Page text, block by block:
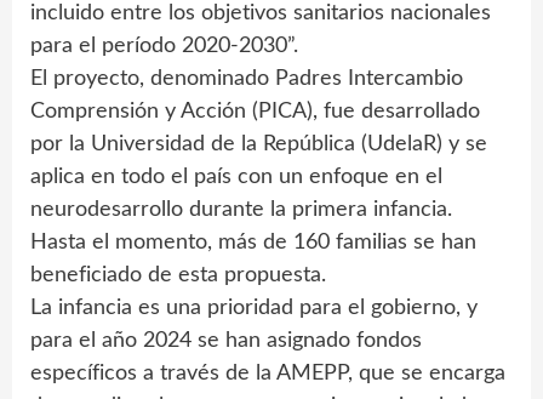
incluido entre los objetivos sanitarios nacionales
para el período 2020-2030”.
El proyecto, denominado Padres Intercambio
Comprensión y Acción (PICA), fue desarrollado
por la Universidad de la República (UdelaR) y se
aplica en todo el país con un enfoque en el
neurodesarrollo durante la primera infancia.
Hasta el momento, más de 160 familias se han
beneficiado de esta propuesta.
La infancia es una prioridad para el gobierno, y
para el año 2024 se han asignado fondos
específicos a través de la AMEPP, que se encarga